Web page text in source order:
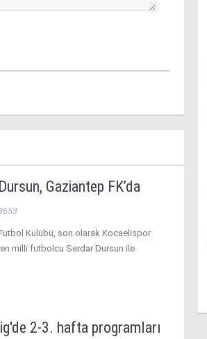
Gaziantep FK’da
Kulübü, son olarak Kocaelispor
milli futbolcu Serdar Dursun ile
2-3. hafta programları